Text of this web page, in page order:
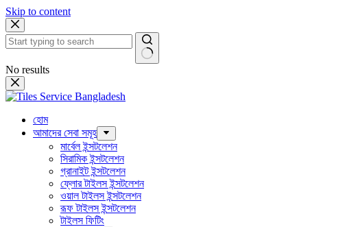
Skip to content
No results
হোম
আমাদের সেবা সমূহ
মার্বেল ইন্সটলেশন
সিরামিক ইন্সটলেশন
গ্রানাইট ইন্সটলেশন
ফ্লোর টাইলস ইন্সটলেশন
ওয়াল টাইলস ইন্সটলেশন
রূফ টাইলস ইন্সটলেশন
টাইলস ফিটিং